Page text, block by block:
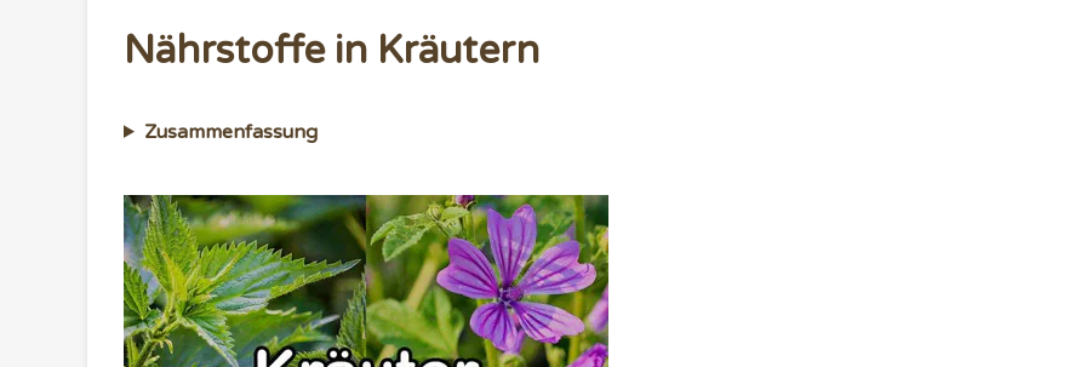
Nährstoffe in Kräutern
Zusammenfassung